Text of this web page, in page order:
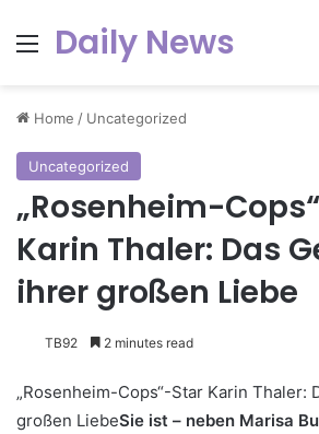
Menu
Daily News
Home / Uncategorized
Uncategorized
„Rosenheim-
Karin Thaler: Das
ihrer großen Liebe
TB92 2 minutes read
„Rosenheim-Cops“-Star Karin Thaler:
großen LiebeSie ist – neben Marisa